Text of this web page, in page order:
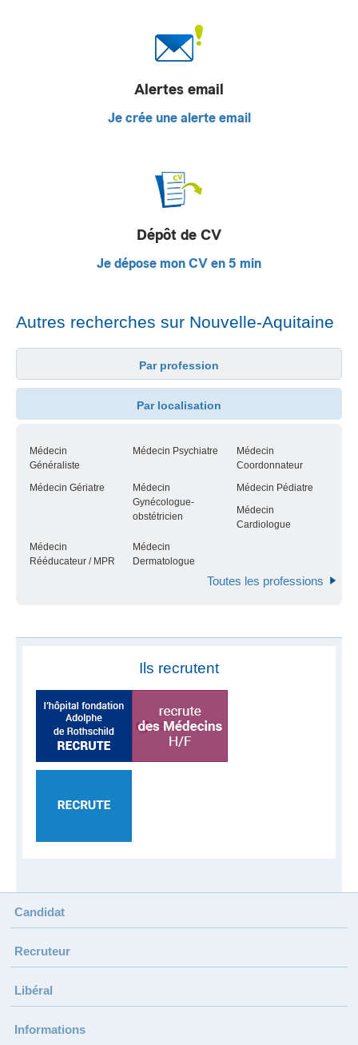
Alertes email
Je crée une alerte email
Dépôt de CV
Je dépose mon CV en 5 min
Autres recherches sur Nouvelle-Aquitaine
Par profession
Par localisation
Médecin
Généraliste
Médecin Psychiatre
Médecin
Coordonnateur
Médecin Gériatre
Médecin
Gynécologue-
obstétricien
Médecin Pédiatre
Médecin
Cardiologue
Médecin
Rééducateur / MPR
Médecin
Dermatologue
Toutes les professions
Ils recrutent
Candidat
Recruteur
Libéral
Informations